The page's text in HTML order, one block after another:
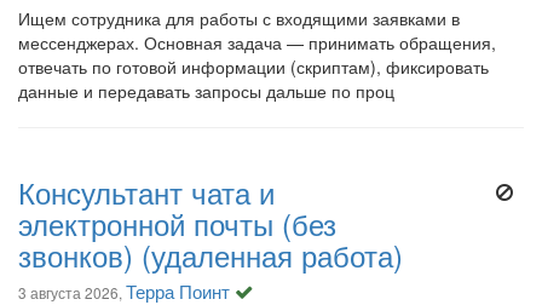
Ищем сотрудника для работы с входящими заявками в
мессенджерах. Основная задача — принимать обращения,
отвечать по готовой информации (скриптам), фиксировать
данные и передавать запросы дальше по проц
Консультант чата и
электронной почты (без
звонков) (удаленная работа)
3 августа 2026, Терра Поинт